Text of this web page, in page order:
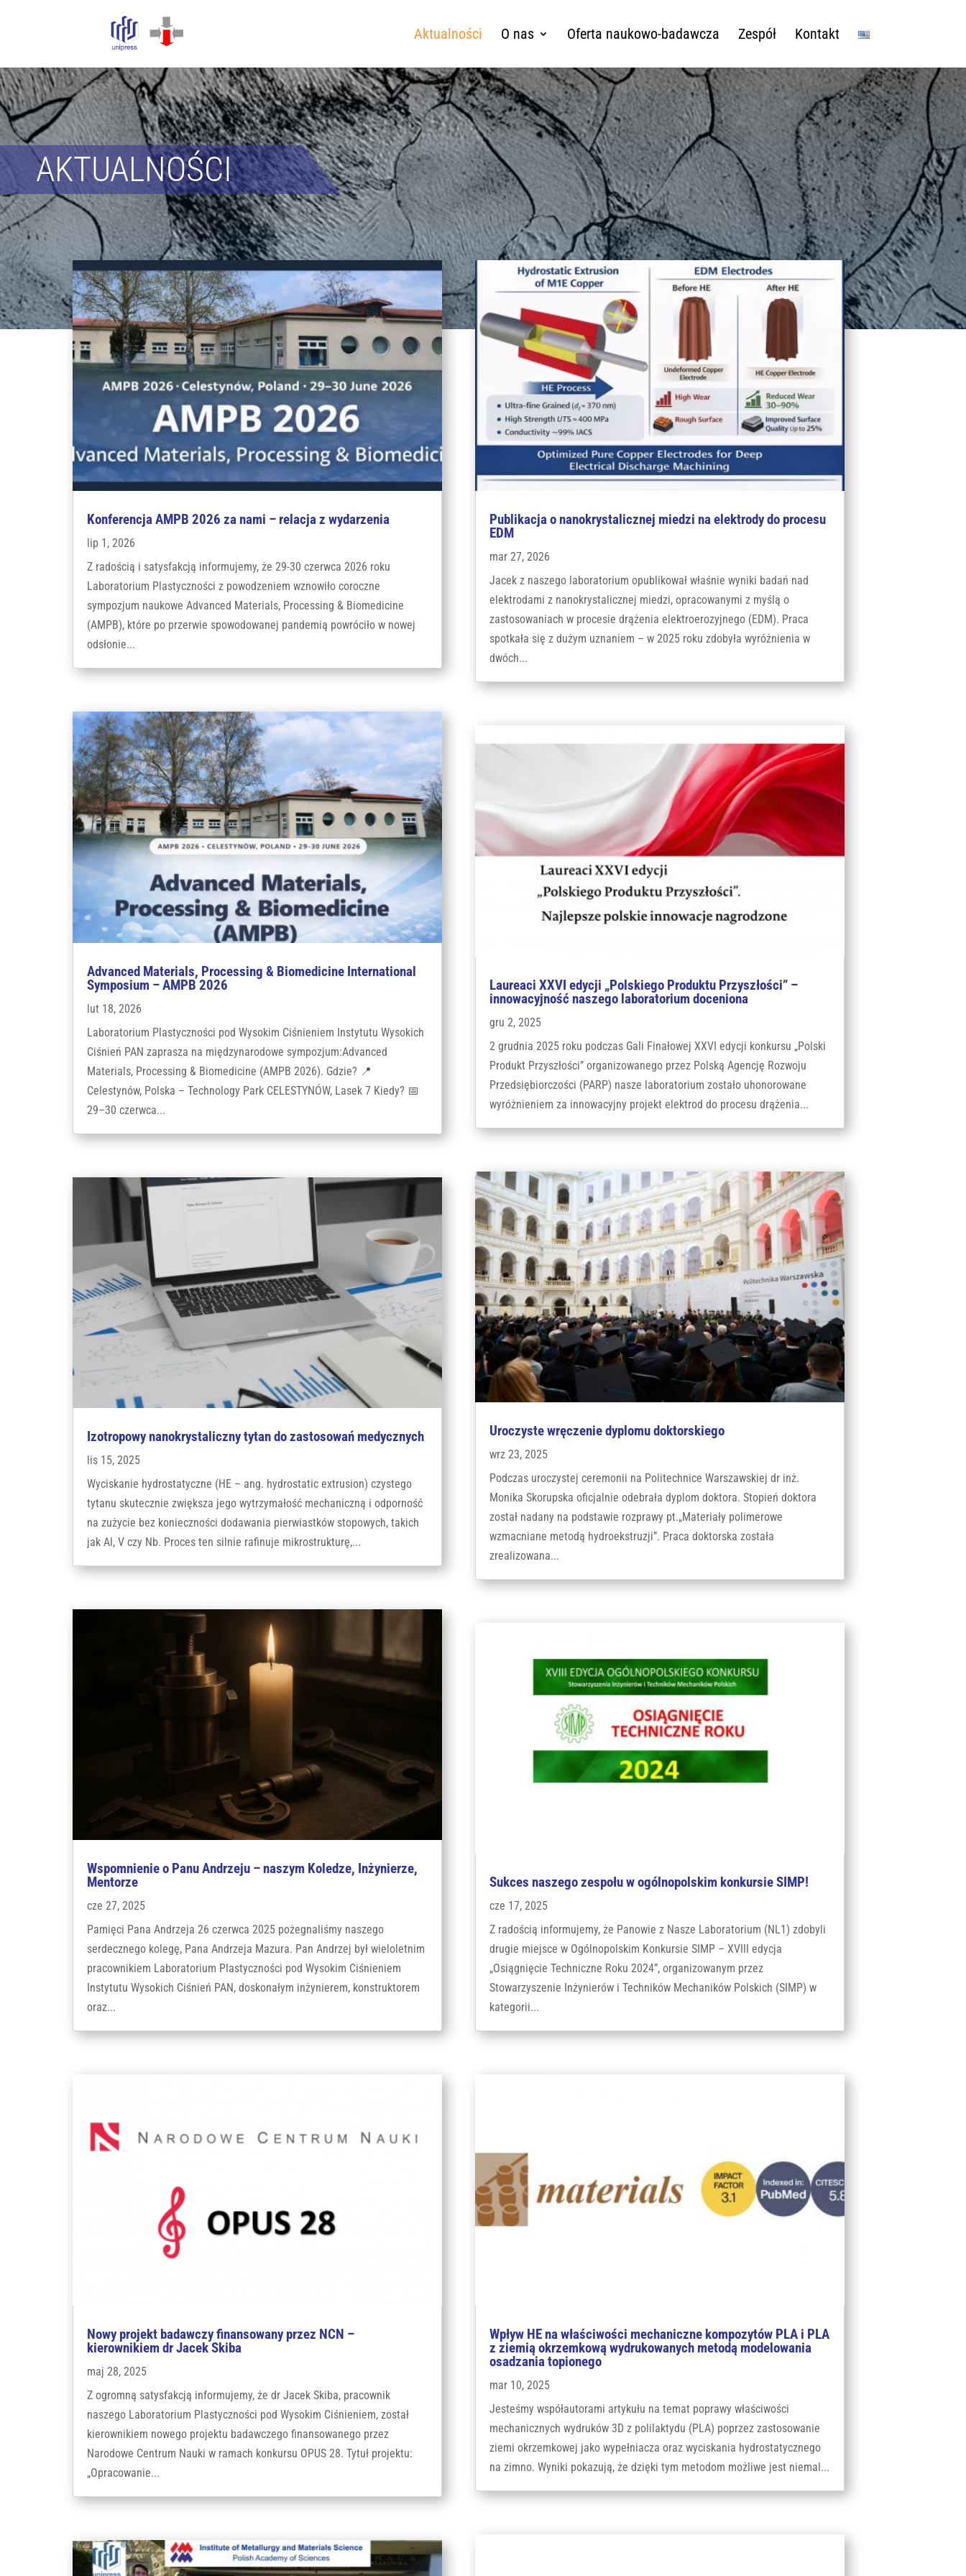
Aktualności O nas Oferta naukowo-badawcza Zespół Kontakt
AKTUALNOŚCI
Konferencja AMPB 2026 za nami – relacja z wydarzenia
lip 1, 2026
Z radością i satysfakcją informujemy, że 29-30 czerwca 2026 roku
Laboratorium Plastyczności z powodzeniem wznowiło coroczne
sympozjum naukowe Advanced Materials, Processing & Biomedicine
(AMPB), które po przerwie spowodowanej pandemią powróciło w nowej
odsłonie...
Advanced Materials, Processing & Biomedicine International
Symposium – AMPB 2026
lut 18, 2026
Laboratorium Plastyczności pod Wysokim Ciśnieniem Instytutu Wysokich
Ciśnień PAN zaprasza na międzynarodowe sympozjum:Advanced
Materials, Processing & Biomedicine (AMPB 2026). Gdzie? 📍
Celestynów, Polska – Technology Park CELESTYNÓW, Lasek 7 Kiedy? 📅
29–30 czerwca...
Izotropowy nanokrystaliczny tytan do zastosowań medycznych
lis 15, 2025
Wyciskanie hydrostatyczne (HE – ang. hydrostatic extrusion) czystego
tytanu skutecznie zwiększa jego wytrzymałość mechaniczną i odporność
na zużycie bez konieczności dodawania pierwiastków stopowych, takich
jak Al, V czy Nb. Proces ten silnie rafinuje mikrostrukturę,...
Wspomnienie o Panu Andrzeju – naszym Koledze, Inżynierze,
Mentorze
cze 27, 2025
Pamięci Pana Andrzeja 26 czerwca 2025 pożegnaliśmy naszego
serdecznego kolegę, Pana Andrzeja Mazura. Pan Andrzej był wieloletnim
pracownikiem Laboratorium Plastyczności pod Wysokim Ciśnieniem
Instytutu Wysokich Ciśnień PAN, doskonałym inżynierem, konstruktorem
oraz...
Nowy projekt badawczy finansowany przez NCN –
kierownikiem dr Jacek Skiba
maj 28, 2025
Z ogromną satysfakcją informujemy, że dr Jacek Skiba, pracownik
naszego Laboratorium Plastyczności pod Wysokim Ciśnieniem, został
kierownikiem nowego projektu badawczego finansowanego przez
Narodowe Centrum Nauki w ramach konkursu OPUS 28. Tytuł projektu:
„Opracowanie...
Publikacja o nanokrystalicznej miedzi na elektrody do procesu
EDM
mar 27, 2026
Jacek z naszego laboratorium opublikował właśnie wyniki badań nad
elektrodami z nanokrystalicznej miedzi, opracowanymi z myślą o
zastosowaniach w procesie drążenia elektroerozyjnego (EDM). Praca
spotkała się z dużym uznaniem – w 2025 roku zdobyła wyróżnienia w
dwóch...
Laureaci XXVI edycji „Polskiego Produktu Przyszłości” –
innowacyjność naszego laboratorium doceniona
gru 2, 2025
2 grudnia 2025 roku podczas Gali Finałowej XXVI edycji konkursu „Polski
Produkt Przyszłości” organizowanego przez Polską Agencję Rozwoju
Przedsiębiorczości (PARP) nasze laboratorium zostało uhonorowane
wyróżnieniem za innowacyjny projekt elektrod do procesu drążenia...
Uroczyste wręczenie dyplomu doktorskiego
wrz 23, 2025
Podczas uroczystej ceremonii na Politechnice Warszawskiej dr inż.
Monika Skorupska oficjalnie odebrała dyplom doktora. Stopień doktora
został nadany na podstawie rozprawy pt.„Materiały polimerowe
wzmacniane metodą hydroekstruzji”. Praca doktorska została
zrealizowana...
Sukces naszego zespołu w ogólnopolskim konkursie SIMP!
cze 17, 2025
Z radością informujemy, że Panowie z Nasze Laboratorium (NL1) zdobyli
drugie miejsce w Ogólnopolskim Konkursie SIMP – XVIII edycja
„Osiągnięcie Techniczne Roku 2024”, organizowanym przez
Stowarzyszenie Inżynierów i Techników Mechaników Polskich (SIMP) w
kategorii...
Wpływ HE na właściwości mechaniczne kompozytów PLA i PLA
z ziemią okrzemkową wydrukowanych metodą modelowania
osadzania topionego
mar 10, 2025
Jesteśmy współautorami artykułu na temat poprawy właściwości
mechanicznych wydruków 3D z polilaktydu (PLA) poprzez zastosowanie
ziemi okrzemkowej jako wypełniacza oraz wyciskania hydrostatycznego
na zimno. Wyniki pokazują, że dzięki tym metodom możliwe jest niemal...